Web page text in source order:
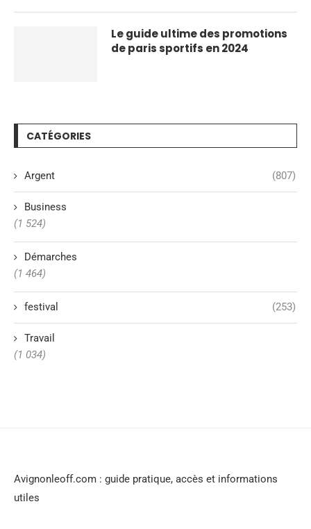
Le guide ultime des promotions
de paris sportifs en 2024
CATÉGORIES
Argent (807)
Business
(1 524)
Démarches
(1 464)
festival (253)
Travail
(1 034)
Avignonleoff.com : guide pratique, accès et informations
utiles